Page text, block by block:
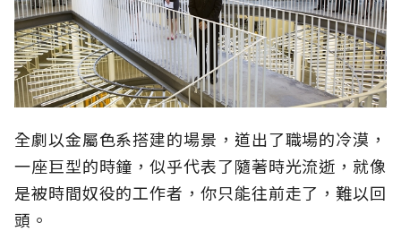
全劇以金屬色系搭建的場景，道出了職場的冷漠，
一座巨型的時鐘，似乎代表了隨著時光流逝，就像
是被時間奴役的工作者，你只能往前走了，難以回
頭。